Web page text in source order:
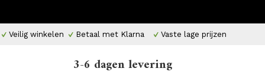
Veilig winkelen Betaal met Klarna Vaste lage prijzen
3-6 dagen levering